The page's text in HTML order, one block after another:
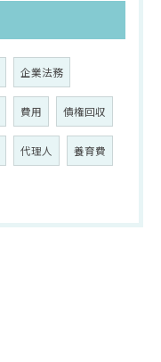
企業法務
費用 債権回収
代理人 養育費